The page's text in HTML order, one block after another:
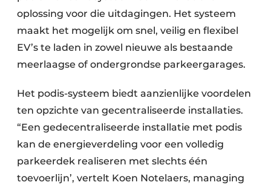
oplossing voor die uitdagingen. Het systeem
maakt het mogelijk om snel, veilig en flexibel
EV’s te laden in zowel nieuwe als bestaande
meerlaagse of ondergrondse parkeergarages.
Het podis-systeem biedt aanzienlijke voordelen
ten opzichte van gecentraliseerde installaties.
“Een gedecentraliseerde installatie met podis
kan de energieverdeling voor een volledig
parkeerdek realiseren met slechts één
toevoerlijn’, vertelt Koen Notelaers, managing